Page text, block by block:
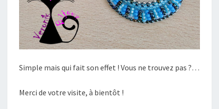
Simple mais qui fait son effet ! Vous ne trouvez pas ?…
Merci de votre visite, à bientôt !